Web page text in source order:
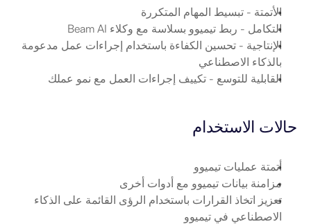
الأتمتة - تبسيط المهام المتكررة
التكامل - ربط تيميوو بسلاسة مع وكلاء Beam AI
الإنتاجية
بالذكاء الاصطناعي
القابلية للتوسع - تكييف إجراءات العمل مع نمو عملك
حالات الاستخدام
أتمتة عمليات تيميوو
مزامنة بيانات تيميوو مع أدوات أخرى
الاصطناعي في تيميوو